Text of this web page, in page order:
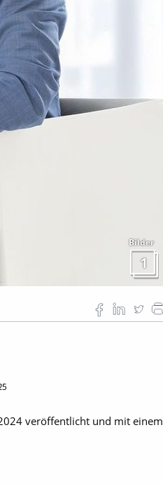
Bilder
1
veröffentlicht und mit einem